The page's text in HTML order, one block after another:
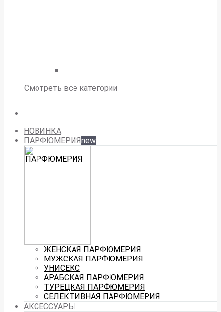
Смотреть все категории
НОВИНКА
ПАРФЮМЕРИЯnew
ЖЕНСКАЯ ПАРФЮМЕРИЯ
МУЖСКАЯ ПАРФЮМЕРИЯ
УНИСЕКС
АРАБСКАЯ ПАРФЮМЕРИЯ
ТУРЕЦКАЯ ПАРФЮМЕРИЯ
СЕЛЕКТИВНАЯ ПАРФЮМЕРИЯ
АКСЕССУАРЫ